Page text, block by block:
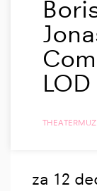
THEATER
za 12